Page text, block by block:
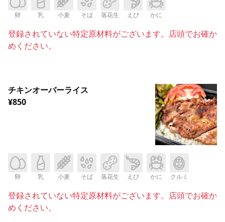
卵 乳 小麦 そば 落花生 えび かに
登録されていない特定原材料がございます。店頭でお確か
めください。
チキンオーバーライス
¥850
卵 乳 小麦 そば 落花生 えび かに クルミ
登録されていない特定原材料がございます。店頭でお確か
めください。